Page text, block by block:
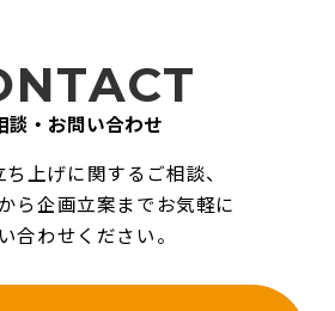
談・お問い合わせ
上げに関するご相談、
ら企画立案までお気軽に
合わせください。